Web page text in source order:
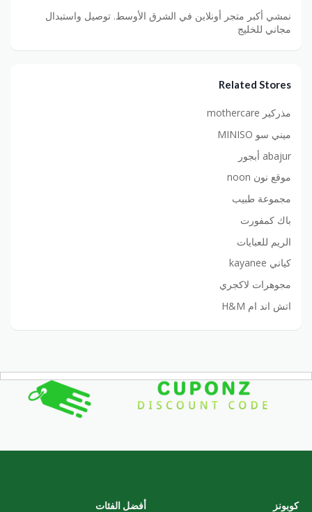
نمشي أكبر متجر أونلاين في الشرق الأوسط. توصيل واستبدال
مجاني للخليج
Related Stores
مذركير mothercare
ميني سو MINISO
abajur أبجور
موقع نون noon
مجموعة طبيب
باك كمفورت
الريم للعبايات
كياني kayanee
مجوهرات لاكجري
اتش اند ام H&M
كوبونز أفضل الفئات